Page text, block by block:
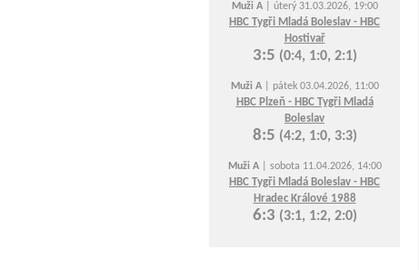
Muži A| úterý 31.03.2026, 19:00
HBC Tygři Mladá Boleslav - HBC
Hostivař
3:5 (0:4, 1:0, 2:1)
Muži A| pátek 03.04.2026, 11:00
HBC Plzeň - HBC Tygři Mladá
Boleslav
8:5 (4:2, 1:0, 3:3)
Muži A| sobota 11.04.2026, 14:00
HBC Tygři Mladá Boleslav - HBC
Hradec Králové 1988
6:3 (3:1, 1:2, 2:0)